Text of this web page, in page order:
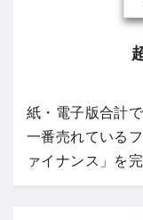
紙・電子版合計
一番売れている
ァイナンス」を